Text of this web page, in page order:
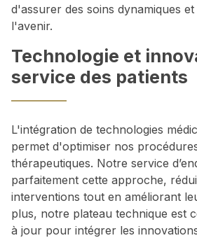
d'assurer des soins dynamiques
l'avenir.
Technologie et
service des patients
L'intégration de technologies
permet d'optimiser nos
thérapeutiques. Notre service
parfaitement cette approche,
interventions tout en améliorant
plus, notre plateau technique est
à jour pour intégrer les